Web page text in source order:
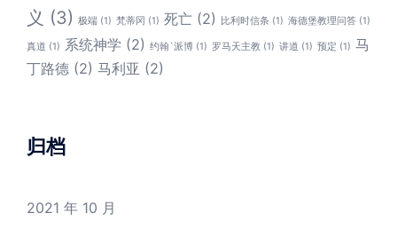
义 (3) 极端 (1) 梵蒂冈 (1) 死亡 (2) 比利时信条 (1) 海德堡教理问答 (1)
真道 (1) 系统神学 (2) 约翰`派博 (1) 罗马天主教 (1) 讲道 (1) 预定 (1) 马
丁路德 (2) 马利亚 (2)
归档
2021 年 10 月